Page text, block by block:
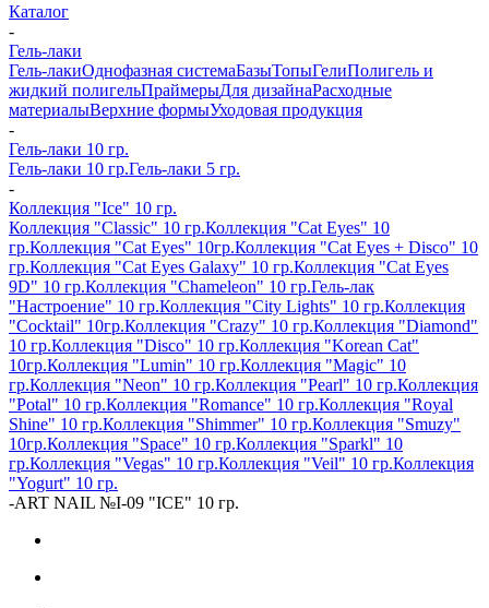
Каталог
-
Гель-лаки
Гель-лакиОднофазная системаБазыТопыГелиПолигель и
жидкий полигельПраймерыДля дизайнаРасходные
материалыВерхние формыУходовая продукция
-
Гель-лаки 10 гр.
Гель-лаки 10 гр.Гель-лаки 5 гр.
-
Коллекция "Ice" 10 гр.
Коллекция "Classic" 10 гр.Коллекция "Cat Eyes" 10
гр.Коллекция "Cat Eyes" 10гр.Коллекция "Cat Eyes + Disco" 10
гр.Коллекция "Cat Eyes Galaxy" 10 гр.Коллекция "Cat Eyes
9D" 10 гр.Коллекция "Chameleon" 10 гр.Гель-лак
"Настроение" 10 гр.Коллекция "City Lights" 10 гр.Коллекция
"Cocktail" 10гр.Коллекция "Crazy" 10 гр.Коллекция "Diamond"
10 гр.Коллекция "Disco" 10 гр.Коллекция "Korean Cat"
10гр.Коллекция "Lumin" 10 гр.Коллекция "Magic" 10
гр.Коллекция "Neon" 10 гр.Коллекция "Pearl" 10 гр.Коллекция
"Potal" 10 гр.Коллекция "Romance" 10 гр.Коллекция "Royal
Shine" 10 гр.Коллекция "Shimmer" 10 гр.Коллекция "Smuzy"
10гр.Коллекция "Space" 10 гр.Коллекция "Sparkl" 10
гр.Коллекция "Vegas" 10 гр.Коллекция "Veil" 10 гр.Коллекция
"Yogurt" 10 гр.
-ART NAIL №I-09 "ICE" 10 гр.